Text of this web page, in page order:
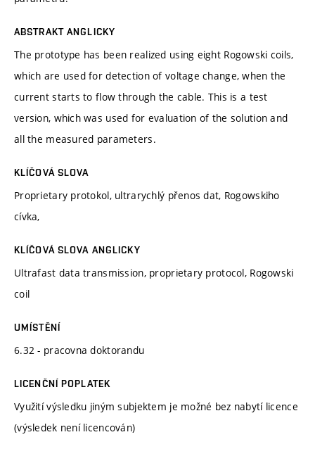
ABSTRAKT ANGLICKY
The prototype has been realized using eight Rogowski coils,
which are used for detection of voltage change, when the
current starts to flow through the cable. This is a test
version, which was used for evaluation of the solution and
all the measured parameters.
KLÍČOVÁ SLOVA
Proprietary protokol, ultrarychlý přenos dat, Rogowskiho
cívka,
KLÍČOVÁ SLOVA ANGLICKY
Ultrafast data transmission, proprietary protocol, Rogowski
coil
UMÍSTĚNÍ
6.32 - pracovna doktorandu
LICENČNÍ POPLATEK
Využití výsledku jiným subjektem je možné bez nabytí licence
(výsledek není licencován)